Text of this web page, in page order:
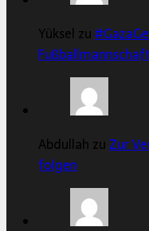
Yüksel zu
Abdullah zu Zur
folgen